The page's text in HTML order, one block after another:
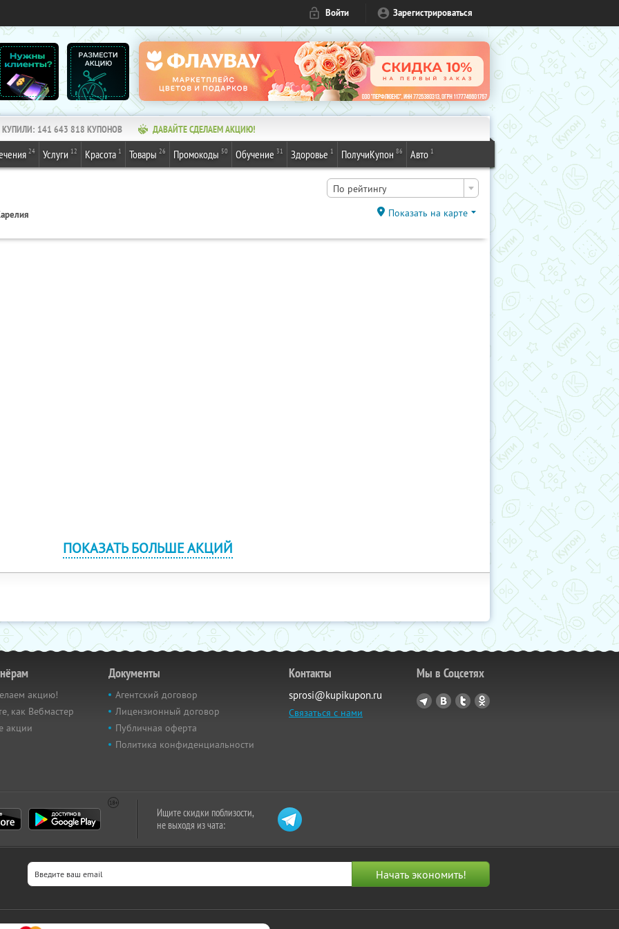
Войти Зарегистрироваться
КУПИЛИ: 141 643 818 КУПОНОВ ДАВАЙТЕ СДЕЛАЕМ АКЦИЮ!
24 Услуги 12 Красота 1 Товары 26 Промокоды 50 Обучение 31 Здоровье 1 ПолучиКупон 86 Авто 1
По рейтингу
Показать на карте
ПОКАЗАТЬ БОЛЬШЕ АКЦИЙ
акцию!
как Вебмастер
акции
Документы
Агентский договор
Лицензионный договор
Публичная оферта
Политика конфиденциальности
Контакты
sprosi@kupikupon.ru
Связаться с нами
Мы в Соцсетях
Ищите скидки поблизости,
не выходя из чата: